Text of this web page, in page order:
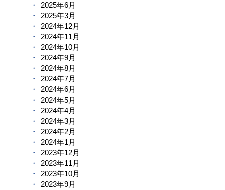
2025年6月
2025年3月
2024年12月
2024年11月
2024年10月
2024年9月
2024年8月
2024年7月
2024年6月
2024年5月
2024年4月
2024年3月
2024年2月
2024年1月
2023年12月
2023年11月
2023年10月
2023年9月